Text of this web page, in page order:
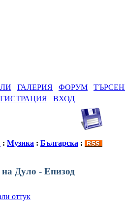
ГАЛЕРИЯ ФОРУМ
ВХОД
: Музика : Българска :
Дуло - Епизод
оттук